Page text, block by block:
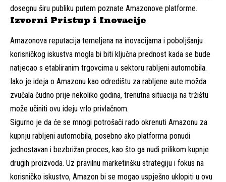
dosegnu širu publiku putem poznate Amazonove platforme.
Izvorni Pristup i Inovacije
Amazonova reputacija temeljena na inovacijama i poboljšanju
korisničkog iskustva mogla bi biti ključna prednost kada se bude
natjecao s etabliranim trgovcima u sektoru rabljeni automobila.
Iako je ideja o Amazonu kao odredištu za rabljene aute možda
zvučala čudno prije nekoliko godina, trenutna situacija na tržištu
može učiniti ovu ideju vrlo privlačnom.
Sigurno je da će se mnogi potrošači rado okrenuti Amazonu za
kupnju rabljeni automobila, posebno ako platforma ponudi
jednostavan i bezbrižan proces, kao što ga nudi prilikom kupnje
drugih proizvoda. Uz pravilnu marketinšku strategiju i fokus na
korisničko iskustvo, Amazon bi se mogao uspješno uklopiti u ovu